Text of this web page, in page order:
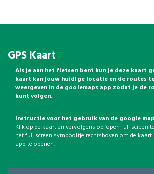
GPS Kaart
Als je aan het fietsen bent kun je deze kaart
kaart kan jouw huidige locatie en de routes
weergeven in de goolemaps app zodat je de
kunt volgen.
Instructie voor het gebruik van de google
Klik op de kaart en vervolgens op ‘open full screen
het full screen symbooltje rechtsboven om de
app te openen.